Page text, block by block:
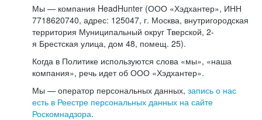
Мы — компания HeadHunter (ООО «Хэдхантер», ИНН
7718620740, адрес: 125047, г. Москва, внутригородская
территория Муниципальный округ Тверской, 2-
я Брестская улица, дом 48, помещ. 25).
Когда в Политике используются слова «мы», «наша
компания», речь идет об ООО «Хэдхантер».
Мы — оператор персональных данных, запись о нас
есть в Реестре персональных данных на сайте
Роскомнадзора.